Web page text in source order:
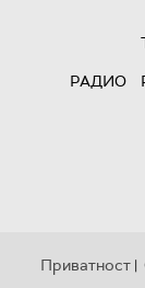
РАДИО
Приватност |